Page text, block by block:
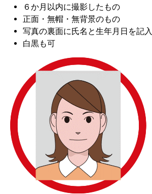
６か月以内に撮影したもの
正面・無帽・無背景のもの
写真の裏面に氏名と生年月日を記
白黒も可